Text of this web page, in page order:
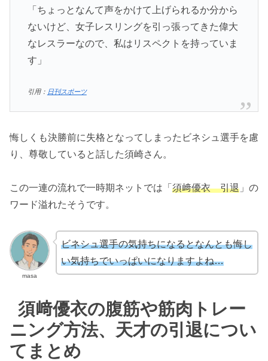
「ちょっとなんて声をかけて上げられるか分から
ないけど、女子レスリングを引っ張ってきた偉大
なレスラーなので、私はリスペクトを持っていま
す」
引用： 日刊スポーツ
悔しくも決勝前に失格となってしまったビネシュ選手を慮
り、尊敬していると話した須崎さん。
この一連の流れで一時期ネットでは「 須﨑優衣 引退 」の
ワード溢れたそうです。
masa
ビネシュ選手の気持ちになるとなんとも悔し
い気持ちでいっぱいになりますよね…
須﨑優衣の腹筋や筋肉トレー
ニング方法、天才の引退につい
てまとめ